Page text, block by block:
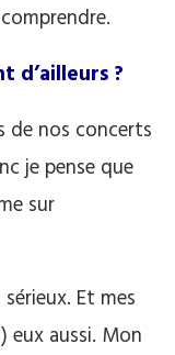
d’ailleurs ?
de nos concerts
je pense que
sur
Et mes
eux aussi. Mon